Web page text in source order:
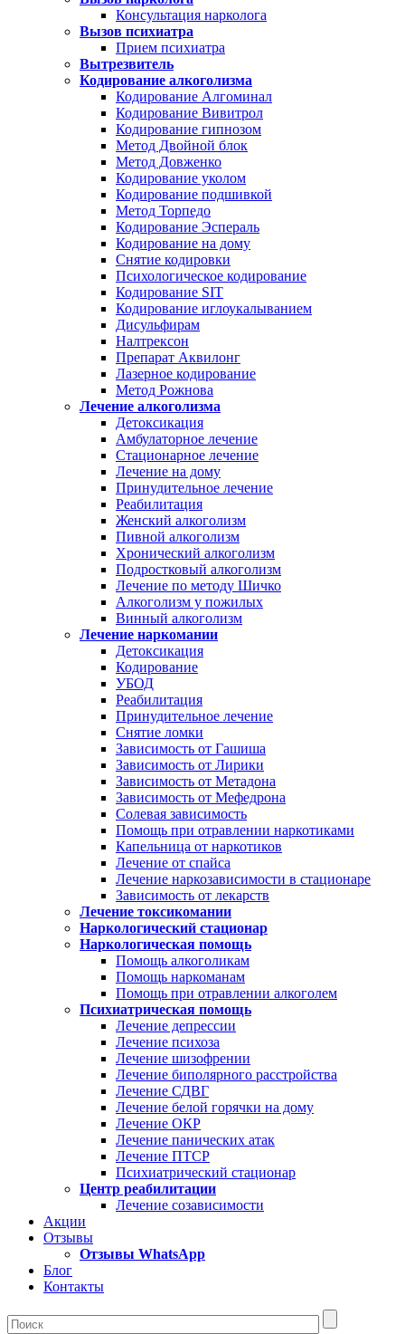
Консультация нарколога
Вызов психиатра
Прием психиатра
Вытрезвитель
Кодирование алкоголизма
Кодирование Алгоминал
Кодирование Вивитрол
Кодирование гипнозом
Метод Двойной блок
Метод Довженко
Кодирование уколом
Кодирование подшивкой
Метод Торпедо
Кодирование Эспераль
Кодирование на дому
Снятие кодировки
Психологическое кодирование
Кодирование SIT
Кодирование иглоукалыванием
Дисульфирам
Налтрексон
Препарат Аквилонг
Лазерное кодирование
Метод Рожнова
Лечение алкоголизма
Детоксикация
Амбулаторное лечение
Стационарное лечение
Лечение на дому
Принудительное лечение
Реабилитация
Женский алкоголизм
Пивной алкоголизм
Хронический алкоголизм
Подростковый алкоголизм
Лечение по методу Шичко
Алкоголизм у пожилых
Винный алкоголизм
Лечение наркомании
Детоксикация
Кодирование
УБОД
Реабилитация
Принудительное лечение
Снятие ломки
Зависимость от Гашиша
Зависимость от Лирики
Зависимость от Метадона
Зависимость от Мефедрона
Солевая зависимость
Помощь при отравлении наркотиками
Капельница от наркотиков
Лечение от спайса
Лечение наркозависимости в стационаре
Зависимость от лекарств
Лечение токсикомании
Наркологический стационар
Наркологическая помощь
Помощь алкоголикам
Помощь наркоманам
Помощь при отравлении алкоголем
Психиатрическая помощь
Лечение депрессии
Лечение психоза
Лечение шизофрении
Лечение биполярного расстройства
Лечение СДВГ
Лечение белой горячки на дому
Лечение ОКР
Лечение панических атак
Лечение ПТСР
Психиатрический стационар
Центр реабилитации
Лечение созависимости
Акции
Отзывы
Отзывы WhatsApp
Блог
Контакты